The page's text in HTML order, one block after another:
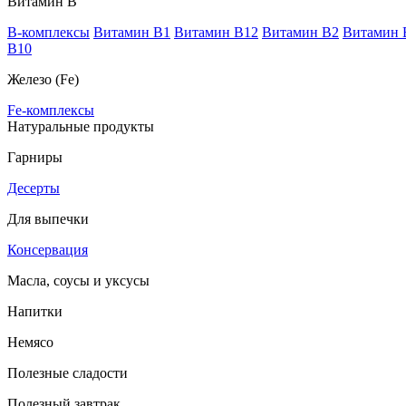
B-комплексы Витамин B1 Витамин B12 Витамин B2 Витамин
В10
Железо (Fe)
Fe-комплексы
Натуральные продукты
Гарниры
Десерты
Для выпечки
Консервация
Масла, соусы и уксусы
Напитки
Немясо
Полезные сладости